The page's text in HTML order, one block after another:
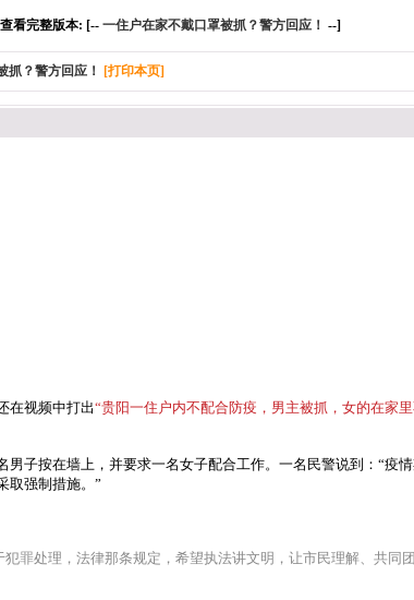
查看完整版本: [-- 一住户在家不戴口罩被抓？警方回应！ --]
抓？警方回应！ [打印本页]
在视频中打出“贵阳一住户内不配合防疫，男主被抓，女的在家
子按在墙上，并要求一名女子配合工作。一名民警说到：“疫
取强制措施。”
罪处理，法律那条规定，希望执法讲文明，让市民理解、共同